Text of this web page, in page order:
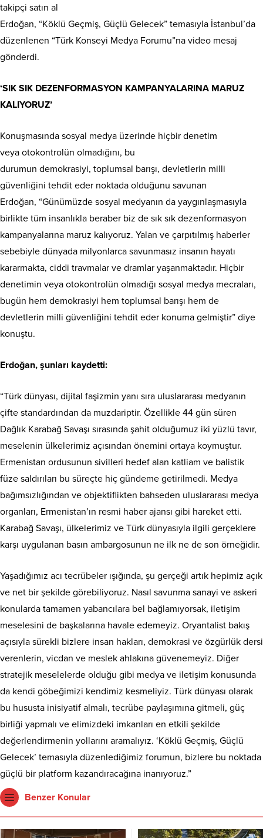
takipçi satın al
Erdoğan, “Köklü Geçmiş, Güçlü Gelecek” temasıyla İstanbul’da
düzenlenen “Türk Konseyi Medya Forumu”na video mesaj
gönderdi.
‘SIK SIK DEZENFORMASYON KAMPANYALARINA MARUZ
KALIYORUZ’
Konuşmasında sosyal medya üzerinde hiçbir denetim
veya otokontrolün olmadığını, bu
durumun demokrasiyi, toplumsal barışı, devletlerin milli
güvenliğini tehdit eder noktada olduğunu savunan
Erdoğan, “Günümüzde sosyal medyanın da yaygınlaşmasıyla
birlikte tüm insanlıkla beraber biz de sık sık dezenformasyon
kampanyalarına maruz kalıyoruz. Yalan ve çarpıtılmış haberler
sebebiyle dünyada milyonlarca savunmasız insanın hayatı
kararmakta, ciddi travmalar ve dramlar yaşanmaktadır. Hiçbir
denetimin veya otokontrolün olmadığı sosyal medya mecraları,
bugün hem demokrasiyi hem toplumsal barışı hem de
devletlerin milli güvenliğini tehdit eder konuma gelmiştir” diye
konuştu.
Erdoğan, şunları kaydetti:
“Türk dünyası, dijital faşizmin yanı sıra uluslararası medyanın
çifte standardından da muzdariptir. Özellikle 44 gün süren
Dağlık Karabağ Savaşı sırasında şahit olduğumuz iki yüzlü tavır,
meselenin ülkelerimiz açısından önemini ortaya koymuştur.
Ermenistan ordusunun sivilleri hedef alan katliam ve balistik
füze saldırıları bu süreçte hiç gündeme getirilmedi. Medya
bağımsızlığından ve objektiflikten bahseden uluslararası medya
organları, Ermenistan’ın resmi haber ajansı gibi hareket etti.
Karabağ Savaşı, ülkelerimiz ve Türk dünyasıyla ilgili gerçeklere
karşı uygulanan basın ambargosunun ne ilk ne de son örneğidir.
Yaşadığımız acı tecrübeler ışığında, şu gerçeği artık hepimiz açık
ve net bir şekilde görebiliyoruz. Nasıl savunma sanayi ve askeri
konularda tamamen yabancılara bel bağlamıyorsak, iletişim
meselesini de başkalarına havale edemeyiz. Oryantalist bakış
açısıyla sürekli bizlere insan hakları, demokrasi ve özgürlük dersi
verenlerin, vicdan ve meslek ahlakına güvenemeyiz. Diğer
stratejik meselelerde olduğu gibi medya ve iletişim konusunda
da kendi göbeğimizi kendimiz kesmeliyiz. Türk dünyası olarak
bu hususta inisiyatif almalı, tecrübe paylaşımına gitmeli, güç
birliği yapmalı ve elimizdeki imkanları en etkili şekilde
değerlendirmenin yollarını aramalıyız. ‘Köklü Geçmiş, Güçlü
Gelecek’ temasıyla düzenlediğimiz forumun, bizlere bu noktada
güçlü bir platform kazandıracağına inanıyoruz.”
Benzer Konular